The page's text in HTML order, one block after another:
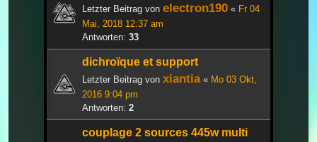
Letzter Beitrag von electron190 « Fr 04
Mai, 2018 12:37 am
Antworten: 33
dichroïque et support
Letzter Beitrag von xiantia« Mo 03 Okt,
2016 9:04 pm
Antworten: 2
couplage 2 sources 445w multi